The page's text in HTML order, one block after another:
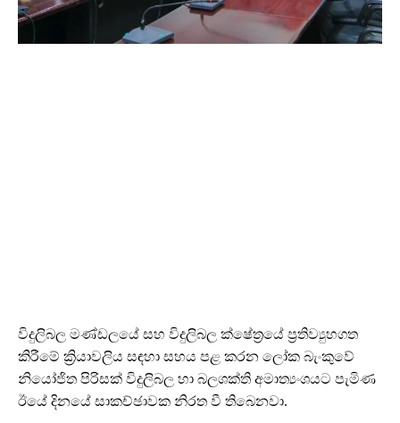
විදුලිබල මණ්ඩලයේ සහ විදුලිබල ක්ෂේත්‍රයේ ප්‍රතිව්‍යුහගත
කිරීමේ ක්‍රියාවලිය සඳහා සහය පළ කරන ලෝක බැංකුවේ
නියෝජිත පිරිසක් විදුලිබල හා බලශක්ති අමාත්‍යංශයට පැමිණ
ඊයේ දිනයේ සාකච්ඡාවක නිරත වී තිබෙනවා.